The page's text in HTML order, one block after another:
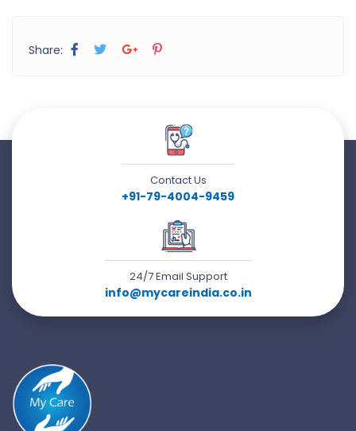
Share:
Contact Us
+91-79-4004-9459
24/7 Email Support
info@mycareindia.co.in